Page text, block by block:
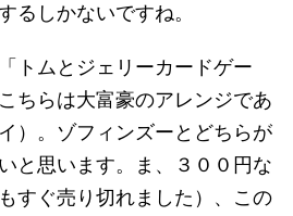
るしかないですね。
トムとジェリーカードゲー
ちらは大富豪のアレンジであ
）。ゾフィンズーとどちらが
と思います。ま、３００円な
すぐ売り切れました）、この